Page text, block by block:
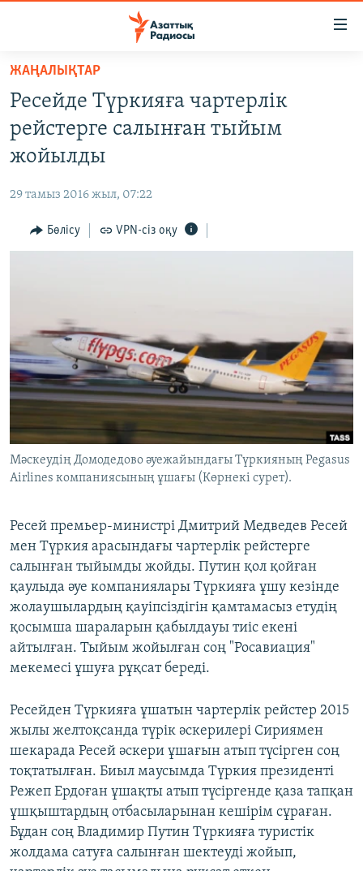
Skip
main
content
Skip
to
main
to
AZATTYQTV
АДАМ ҚҰҚЫҚТАРЫ
ӘЛЕУМЕТ
Русский
ЖАЗЫЛЫҢЫЗ
Басқа тілдерде
ЖАҢАЛЫҚТАР
Ресейде Түркияға чартерлік
рейстерге салынған тыйым
жойылды
29 тамыз 2016 жыл, 07:22
Бөлісу VPN-сіз оқу
Мәскеудің Домодедово әуежайындағы Түркияның Pegasus
Airlines компаниясының ұшағы (Көрнекі сурет).
Ресей премьер-министрі Дмитрий Медведев Ресей
мен Түркия арасындағы чартерлік рейстерге
салынған тыйымды жойды. Путин қол қойған
қаулыда әуе компаниялары Түркияға ұшу кезінде
жолаушылардың қауіпсіздігін қамтамасыз етудің
қосымша шараларын қабылдауы тиіс екені
айтылған. Тыйым жойылған соң "Росавиация"
мекемесі ұшуға рұқсат береді.
Ресейден Түркияға ұшатын чартерлік рейстер 2015
жылы желтоқсанда түрік әскерилері Сириямен
шекарада Ресей әскери ұшағын атып түсірген соң
тоқтатылған. Биыл маусымда Түркия президенті
Режеп Ердоған ұшақты атып түсіргенде қаза тапқан
ұшқыштардың отбасыларынан кешірім сұраған.
Бұдан соң Владимир Путин Түркияға туристік
жолдама сатуға салынған шектеуді жойып,